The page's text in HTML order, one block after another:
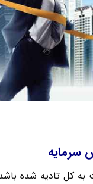
سرمایه
کل تادیه شده